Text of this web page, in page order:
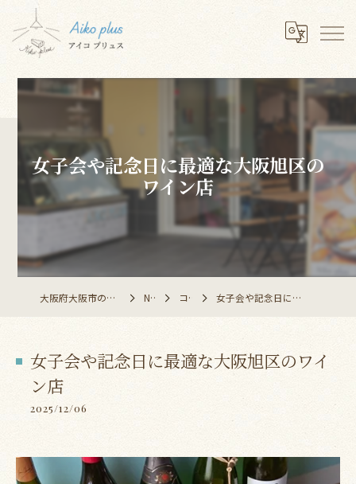
女子会や記念日に最適な大阪旭区の
ワイン店
大阪府大阪市のレストランならAiko plus NEWS コラム 女子会や記念日に最適な大阪旭区のワイン店
女子会や記念日に最適な大阪旭区のワイ
ン店
2025/12/06